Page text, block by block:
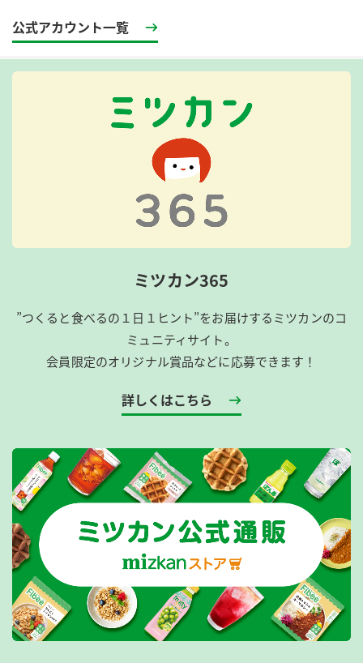
公式アカウント一覧
ミツカン365
”つくると食べるの１日１ヒント”をお届けするミツカンのコ
ミュニティサイト。
会員限定のオリジナル賞品などに応募できます！
詳しくはこちら